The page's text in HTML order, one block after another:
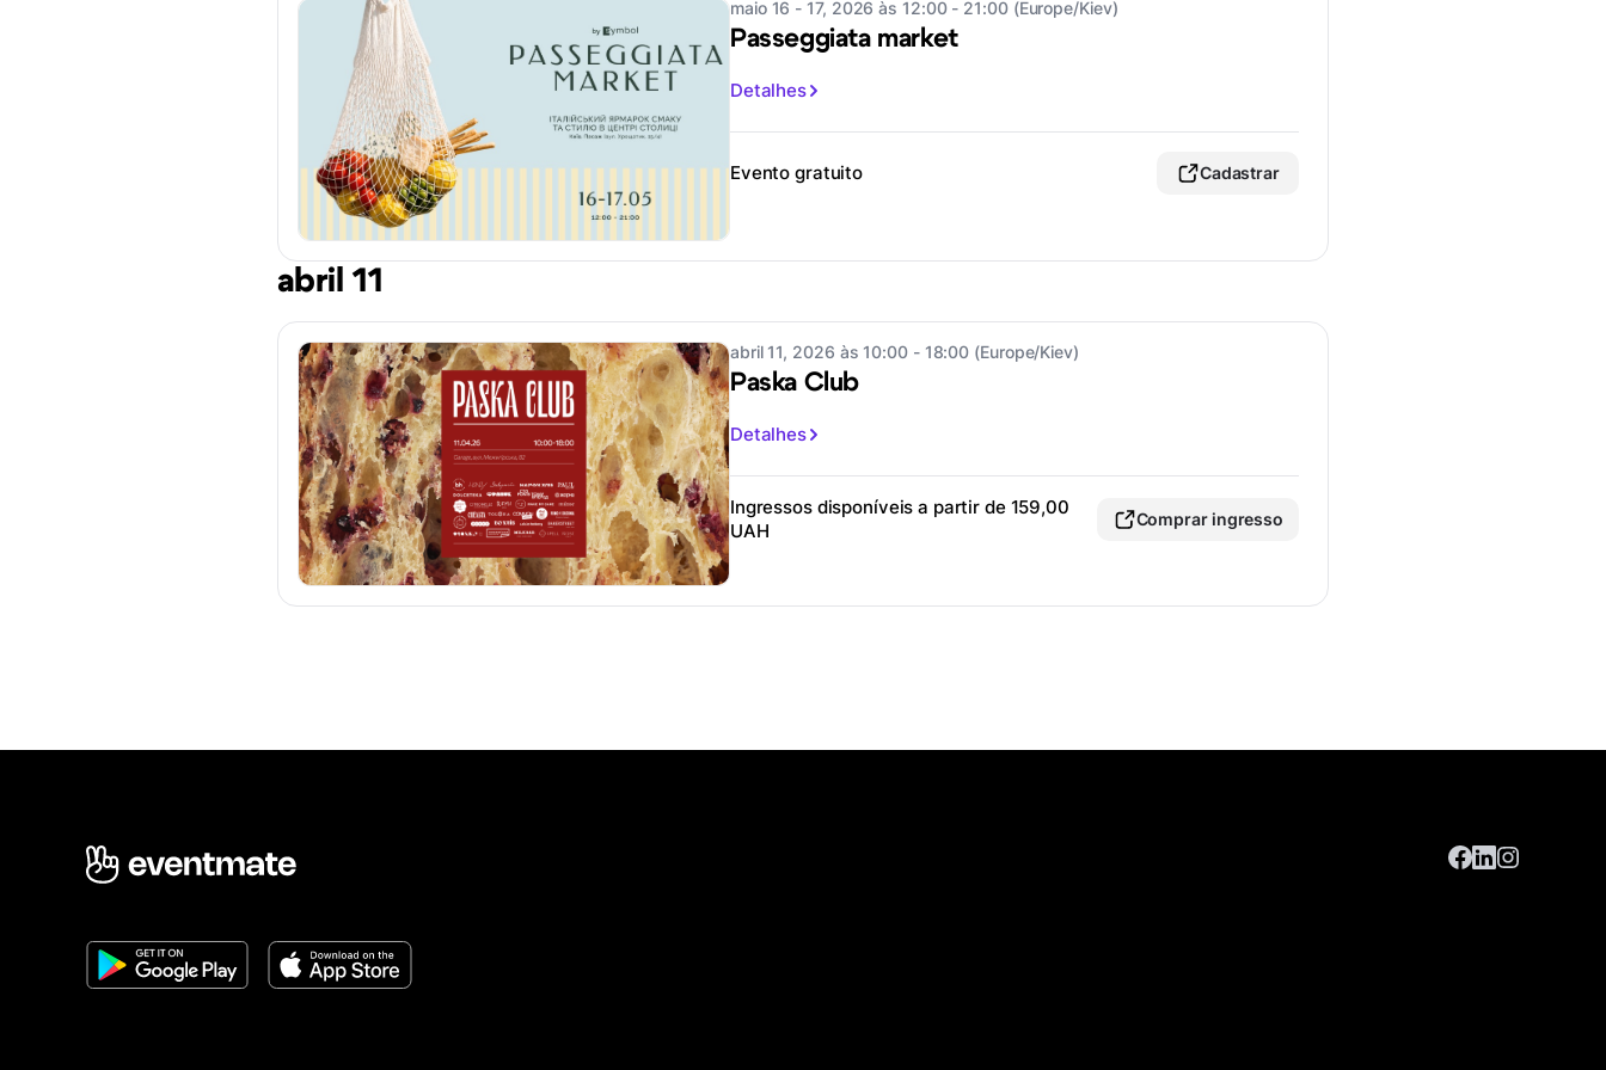
maio 16 - 17, 2026 às 12:00 - 21:00 (Europe/Kiev)
Passeggiata market
Detalhes
Evento gratuito Cadastrar
abril 11
abril 11, 2026 às 10:00 - 18:00 (Europe/Kiev)
Paska Club
Detalhes
Ingressos disponíveis a partir de 159,00
UAH
Comprar ingresso